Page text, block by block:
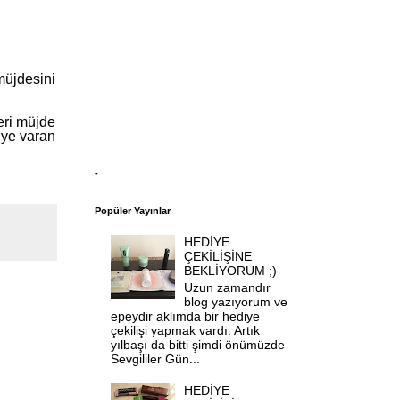
müjde
varan
-
Popüler Yayınlar
HEDİYE
ÇEKİLİŞİNE
BEKLİYORUM ;)
Uzun zamandır
blog yazıyorum ve
epeydir aklımda bir hediye
çekilişi yapmak vardı. Artık
yılbaşı da bitti şimdi önümüzde
Sevgililer Gün...
HEDİYE